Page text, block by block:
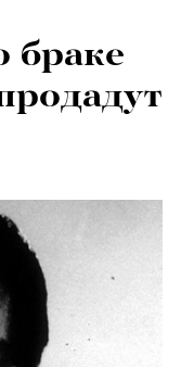
браке